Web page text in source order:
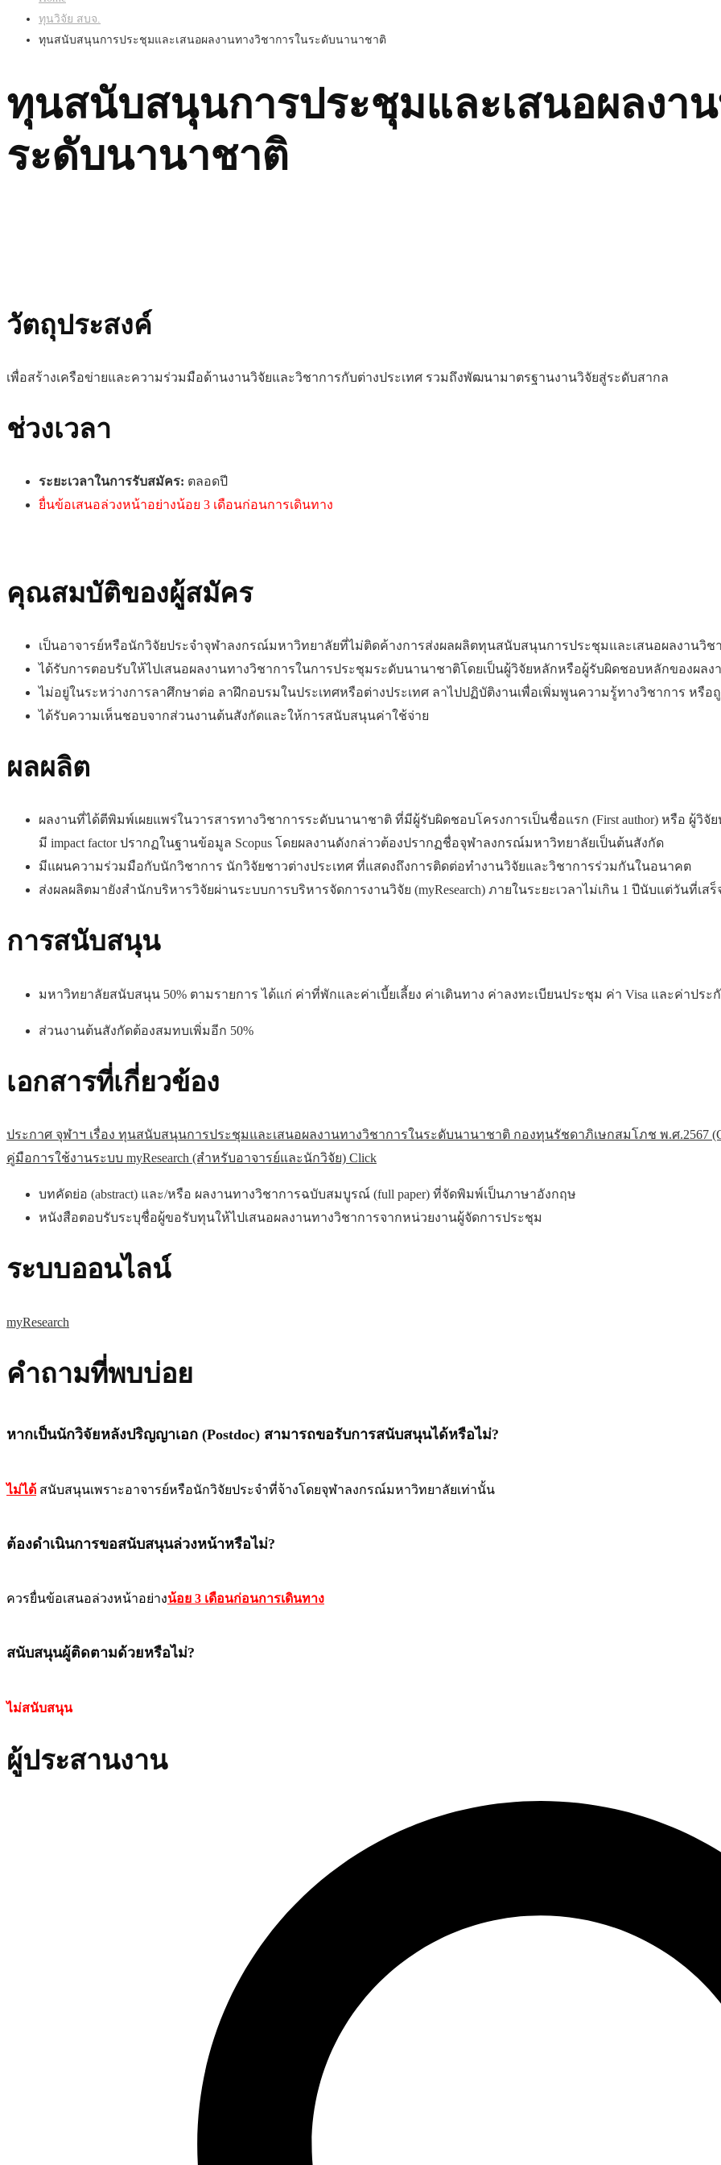
ทุนวิจัย สบจ.
ทุนสนับสนุนการประชุมและเสนอผลงานทางวิชาการในระดับนานาชาติ
ทุนสนับสนุนการประชุมและเสนอผลงา
ระดับนานาชาติ
วัตถุประสงค์
เพื่อสร้างเครือข่ายและความร่วมมือด้านงานวิจัยและวิชาการกับต่างประเทศ รวมถึงพัฒนามาตรฐานงานวิจัยสู่ระดับสากล
ช่วงเวลา
ระยะเวลาในการรับสมัคร: ตลอดปี
ยื่นข้อเสนอล่วงหน้าอย่างน้อย 3 เดือนก่อนการเดินทาง
คุณสมบัติของผู้สมัคร
เป็นอาจารย์หรือนักวิจัยประจำจุฬาลงกรณ์มหาวิทยาลัยที่ไม่ติดค้างการส่งผลผลิตทุนสนับสนุนการประชุมและเสนอผลงานวิ
ได้รับการตอบรับให้ไปเสนอผลงานทางวิชาการในการประชุมระดับนานาชาติโดยเป็นผู้วิจัยหลักหรือผู้รับผิดชอบหลักของผล
ไม่อยู่ในระหว่างการลาศึกษาต่อ ลาฝึกอบรมในประเทศหรือต่างประเทศ ลาไปปฏิบัติงานเพื่อเพิ่มพูนความรู้ทางวิชาการ หรื
ได้รับความเห็นชอบจากส่วนงานต้นสังกัดและให้การสนับสนุนค่าใช้จ่าย
ผลผลิต
ผลงานที่ได้ตีพิมพ์เผยแพร่ในวารสารทางวิชาการระดับนานาชาติ ที่มีผู้รับผิดชอบโครงการเป็นชื่อแรก (First author) หรือ ผู้วิจัย
มี impact factor ปรากฏในฐานข้อมูล Scopus โดยผลงานดังกล่าวต้องปรากฏชื่อจุฬาลงกรณ์มหาวิทยาลัยเป็นต้นสังกัด
มีแผนความร่วมมือกับนักวิชาการ นักวิจัยชาวต่างประเทศ ที่แสดงถึงการติดต่อทำงานวิจัยและวิชาการร่วมกันในอนาคต
ส่งผลผลิตมายังสำนักบริหารวิจัยผ่านระบบการบริหารจัดการงานวิจัย (myResearch) ภายในระยะเวลาไม่เกิน 1 ปีนับแต่วันที่เส
การสนับสนุน
มหาวิทยาลัยสนับสนุน 50% ตามรายการ ได้แก่ ค่าที่พักและค่าเบี้ยเลี้ยง ค่าเดินทาง ค่าลงทะเบียนประชุม ค่า Visa และค่าปร
ส่วนงานต้นสังกัดต้องสมทบเพิ่มอีก 50%
เอกสารที่เกี่ยวข้อง
ประกาศ จุฬาฯ เรื่อง ทุนสนับสนุนการประชุมและเสนอผลงานทางวิชาการในระดับนานาชาติ กองทุนรัชดาภิเษกสมโภช พ.ศ.2567
คู่มือการใช้งานระบบ myResearch (สำหรับอาจารย์และนักวิจัย) Click
บทคัดย่อ (abstract) และ/หรือ ผลงานทางวิชาการฉบับสมบูรณ์ (full paper) ที่จัดพิมพ์เป็นภาษาอังกฤษ
หนังสือตอบรับระบุชื่อผู้ขอรับทุนให้ไปเสนอผลงานทางวิชาการจากหน่วยงานผู้จัดการประชุม
ระบบออนไลน์
myResearch
คำถามที่พบบ่อย
หากเป็นนักวิจัยหลังปริญญาเอก (Postdoc) สามารถขอรับการสนับสนุนได้หรือไม่?
ไม่ได้ สนับสนุนเพราะอาจารย์หรือนักวิจัยประจำที่จ้างโดยจุฬาลงกรณ์มหาวิทยาลัยเท่านั้น
ต้องดำเนินการขอสนับสนุนล่วงหน้าหรือไม่?
ควรยื่นข้อเสนอล่วงหน้าอย่างน้อย 3 เดือนก่อนการเดินทาง
สนับสนุนผู้ติดตามด้วยหรือไม่?
ไม่สนับสนุน
ผู้ประสานงาน